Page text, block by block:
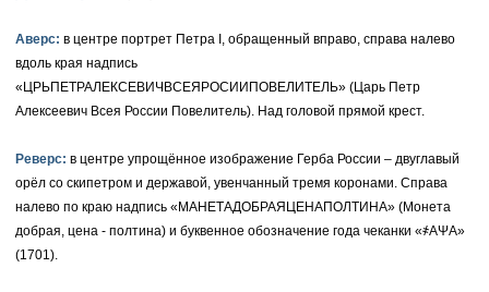
Русско-Польские
Для Польши
Памятные и донативные
Для Грузии
Для Польши
Медь
Серебро
Медь
Сибирские монеты
Для Молдавии и Валахии
Таврические монеты
Елизавета I (1741-1762)
Золото
Серебро
Для Пруссии
Иоанн Антонович (1740-1741)
Анна Иоанновна (1730-1740)
Екатерина I (1725-1727)
Аверс: в центре портрет Петра I, обращенный вправо, справа налево
вдоль края надпись
«ЦРЬПЕТРАЛЕКСЕВИЧВСЕЯРОСИИПОВЕЛИТЕЛЬ» (Царь Петр
Алексеевич Всея России Повелитель). Над головой прямой крест.
Реверс: в центре упрощённое изображение Герба России – двуглавый
орёл со скипетром и державой, увенчанный тремя коронами. Справа
налево по краю надпись «МАНЕТАДОБРАЯЦЕНАПОЛТИНА» (Монета
добрая, цена - полтина) и буквенное обозначение года чеканки «҂АΨА»
(1701).